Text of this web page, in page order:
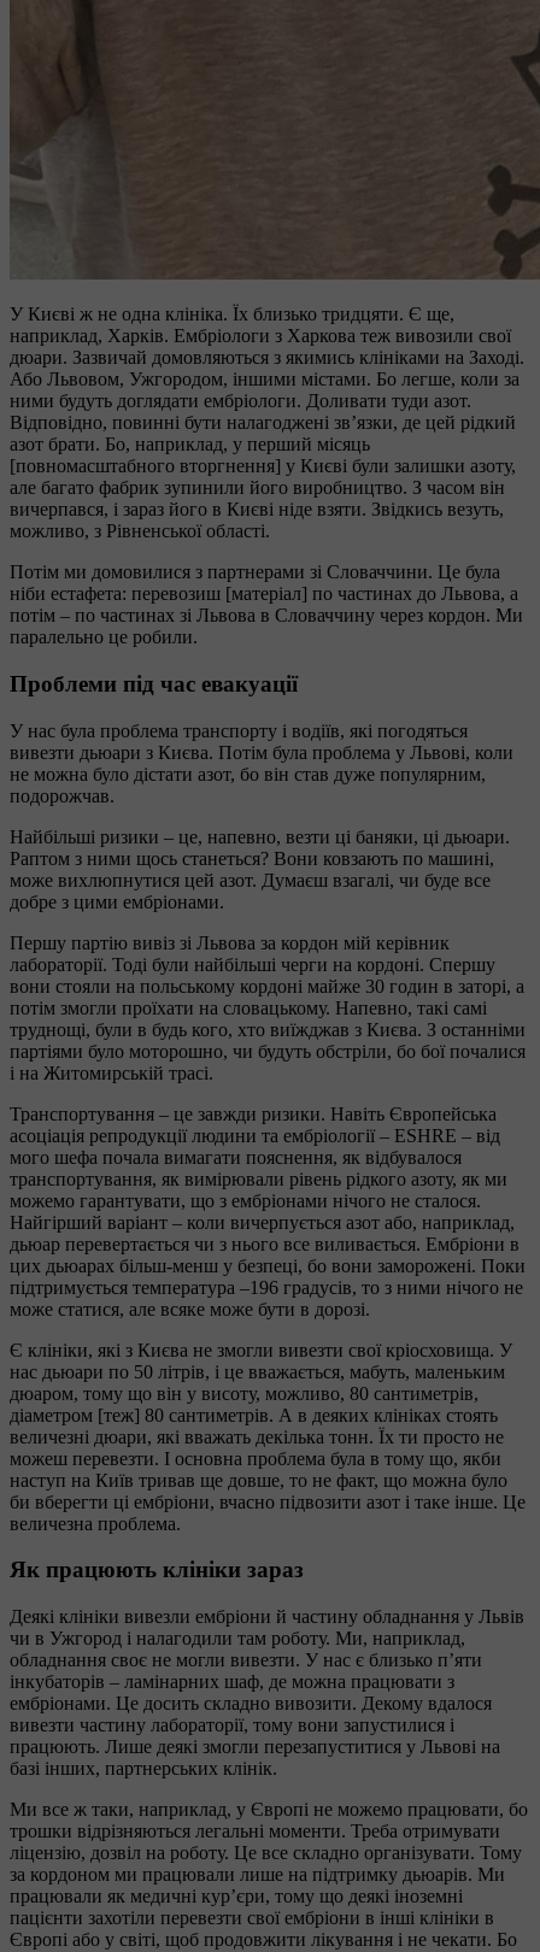
У Києві ж не одна клініка. Їх близько тридцяти. Є ще,
наприклад, Харків. Ембріологи з Харкова теж вивозили свої
дюари. Зазвичай домовляються з якимись клініками на Заході.
Або Львовом, Ужгородом, іншими містами. Бо легше, коли за
ними будуть доглядати ембріологи. Доливати туди азот.
Відповідно, повинні бути налагоджені зв’язки, де цей рідкий
азот брати. Бо, наприклад, у перший місяць
[повномасштабного вторгнення] у Києві були залишки азоту,
але багато фабрик зупинили його виробництво. З часом він
вичерпався, і зараз його в Києві ніде взяти. Звідкись везуть,
можливо, з Рівненської області.
Потім ми домовилися з партнерами зі Словаччини. Це була
ніби естафета: перевозиш [матеріал] по частинах до Львова, а
потім – по частинах зі Львова в Словаччину через кордон. Ми
паралельно це робили.
Проблеми під час евакуації
У нас була проблема транспорту і водіїв, які погодяться
вивезти дьюари з Києва. Потім була проблема у Львові, коли
не можна було дістати азот, бо він став дуже популярним,
подорожчав.
Найбільші ризики – це, напевно, везти ці баняки, ці дьюари.
Раптом з ними щось станеться? Вони ковзають по машині,
може вихлюпнутися цей азот. Думаєш взагалі, чи буде все
добре з цими ембріонами.
Першу партію вивіз зі Львова за кордон мій керівник
лабораторії. Тоді були найбільші черги на кордоні. Спершу
вони стояли на польському кордоні майже 30 годин в заторі, а
потім змогли проїхати на словацькому. Напевно, такі самі
труднощі, були в будь кого, хто виїжджав з Києва. З останніми
партіями було моторошно, чи будуть обстріли, бо бої почалися
і на Житомирській трасі.
Транспортування – це завжди ризики. Навіть Європейська
асоціація репродукції людини та ембріології – ESHRE – від
мого шефа почала вимагати пояснення, як відбувалося
транспортування, як вимірювали рівень рідкого азоту, як ми
можемо гарантувати, що з ембріонами нічого не сталося.
Найгірший варіант – коли вичерпується азот або, наприклад,
дьюар перевертається чи з нього все виливається. Ембріони в
цих дьюарах більш-менш у безпеці, бо вони заморожені. Поки
підтримується температура –196 градусів, то з ними нічого не
може статися, але всяке може бути в дорозі.
Є клініки, які з Києва не змогли вивезти свої кріосховища. У
нас дьюари по 50 літрів, і це вважається, мабуть, маленьким
дюаром, тому що він у висоту, можливо, 80 сантиметрів,
діаметром [теж] 80 сантиметрів. А в деяких клініках стоять
величезні дюари, якi вважать декілька тонн. Їх ти просто не
можеш перевезти. І основна проблема була в тому що, якби
наступ на Київ тривав ще довше, то не факт, що можна було
би вберегти ці ембріони, вчасно підвозити азот і таке інше. Це
величезна проблема.
Як працюють клініки зараз
Деякі клініки вивезли ембріони й частину обладнання у Львів
чи в Ужгород і налагодили там роботу. Ми, наприклад,
обладнання своє не могли вивезти. У нас є близько п’яти
інкубаторів – ламінарних шаф, де можна працювати з
ембріонами. Це досить складно вивозити. Декому вдалося
вивезти частину лабораторії, тому вони запустилися і
працюють. Лише деякі змогли перезапуститися у Львові на
базі інших, партнерських клінік.
Ми все ж таки, наприклад, у Європі не можемо працювати, бо
трошки відрізняються легальні моменти. Треба отримувати
ліцензію, дозвіл на роботу. Це все складно організувати. Тому
за кордоном ми працювали лише на підтримку дьюарів. Ми
працювали як медичні кур’єри, тому що деякі іноземні
пацієнти захотіли перевезти свої ембріони в інші клініки в
Європі або у світі, щоб продовжити лікування і не чекати. Бо